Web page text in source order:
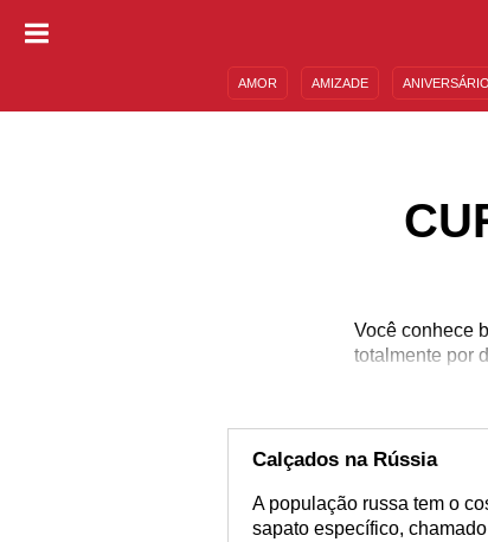
AMOR AMIZADE ANIVERSÁRIO
Você conhece
totalmente por
Calçados na Rússia
A população russa tem o
sapato específico,